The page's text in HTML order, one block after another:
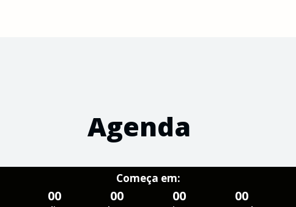
Agenda
Começa em:
00 00 00 00